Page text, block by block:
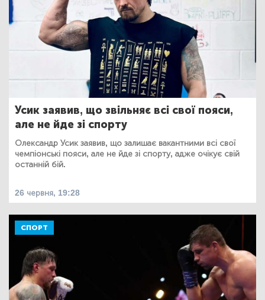
Усик заявив, що звільняє всі свої пояси,
але не йде зі спорту
Олександр Усик заявив, що залишає вакантними всі свої
чемпіонські пояси, але не йде зі спорту, адже очікує свій
останній бій.
26 червня, 19:28
СПОРТ